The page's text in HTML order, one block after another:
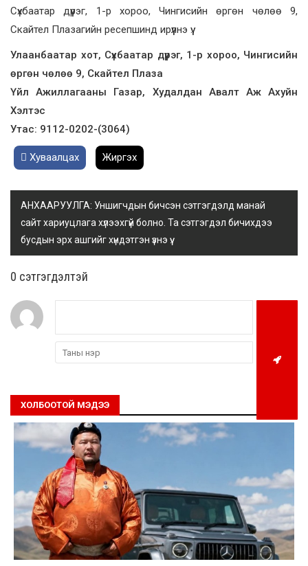
Сүхбаатар дүүрэг, 1-р хороо, Чингисийн өргөн чөлөө 9,
Скайтел Плазагийн ресепшинд ирүүлнэ үү.
Улаанбаатар хот, Сүхбаатар дүүрэг, 1-р хороо, Чингисийн
өргөн чөлөө 9, Скайтел Плаза
Үйл Ажиллагааны Газар, Худалдан Авалт Аж Ахуйн
Хэлтэс
Утас: 9112-0202-(3064)
Хуваалцах Жиргэх
АНХААРУУЛГА: Уншигчдын бичсэн сэтгэгдэлд манай
сайт хариуцлага хүлээхгүй болно. Та сэтгэгдэл бичихдээ
бусдын эрх ашгийг хүндэтгэн үзнэ үү.
0 cэтгэгдэлтэй
ХОЛБООТОЙ МЭДЭЭ